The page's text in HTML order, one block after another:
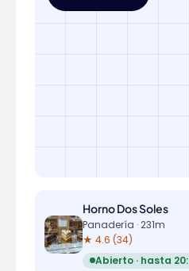
Horno Dos Soles
Panadería · 231m
★ 4.6 (34)
Abierto · hasta